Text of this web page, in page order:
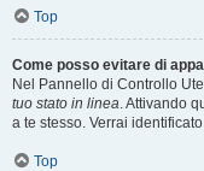
Top
Come posso evitare di
Nel Pannello di Controllo
tuo stato in linea. Attivando
a te stesso. Verrai
Top